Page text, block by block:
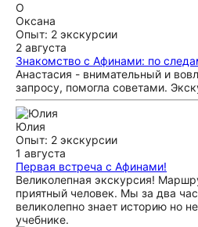
О
Оксана
Опыт: 2 экскурсии
2 августа
Знакомство с Афинами: по
Анастасия - внимательный и
запросу, помогла советами.
Юлия
Опыт: 2 экскурсии
1 августа
Первая встреча с Афинами!
Великолепная экскурсия!
приятный человек. Мы за два
великолепно знает историю но
учебнике.